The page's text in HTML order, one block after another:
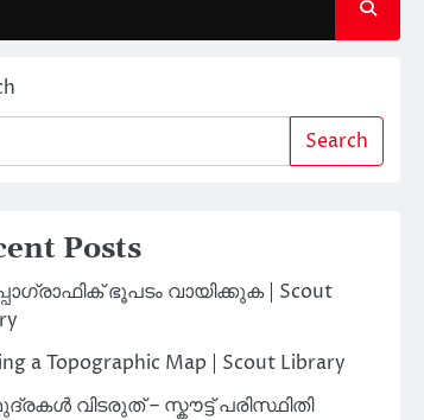
Search
Posts
ഭൂപടം വായിക്കുക | Scout
a Topographic Map | Scout Library
വിടരുത് – സ്കൗട്ട് പരിസ്ഥിതി